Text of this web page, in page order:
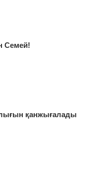
Семей!
қанжығалады